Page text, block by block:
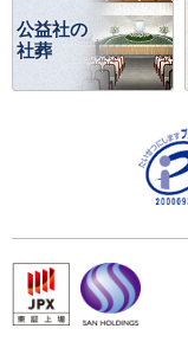
公益社の
社葬